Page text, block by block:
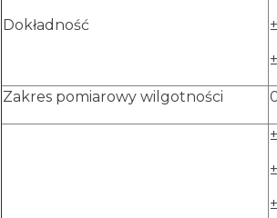
Dokładność
Zakres pomiarowy wilgotności